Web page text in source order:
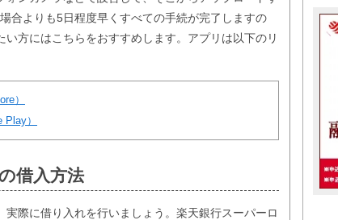
合よりも5日程度早くすべての手続が完了しますの
方にはこちらをおすすめします。アプリは以下のリ
）
）
借入方法
際に借り入れを行いましょう。楽天銀行スーパーロ